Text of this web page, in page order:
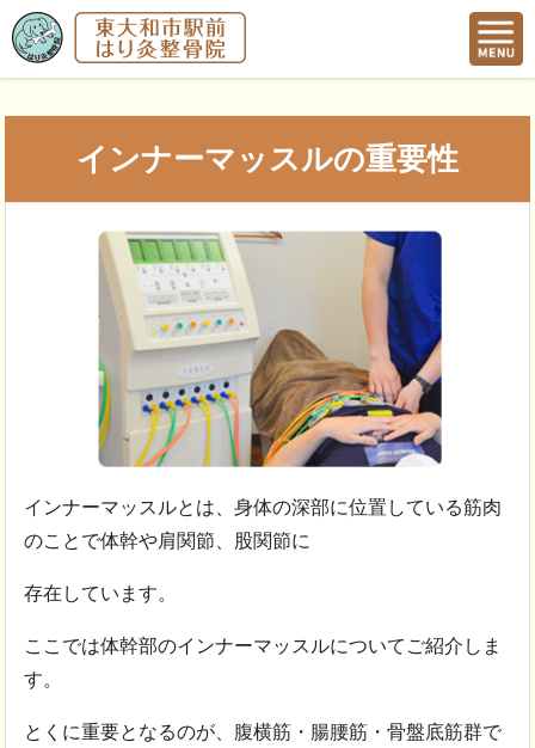
インナーマッスルの重要性
インナーマッスルとは、身体の深部に位置している筋肉
のことで体幹や肩関節、股関節に
存在しています。
ここでは体幹部のインナーマッスルについてご紹介しま
す。
とくに重要となるのが、腹横筋・腸腰筋・骨盤底筋群で